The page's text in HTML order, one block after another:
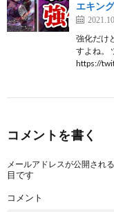
エキン
強化だけ
すよね。
https://
コメントを書く
メールアドレスが公開され
目です
コメント